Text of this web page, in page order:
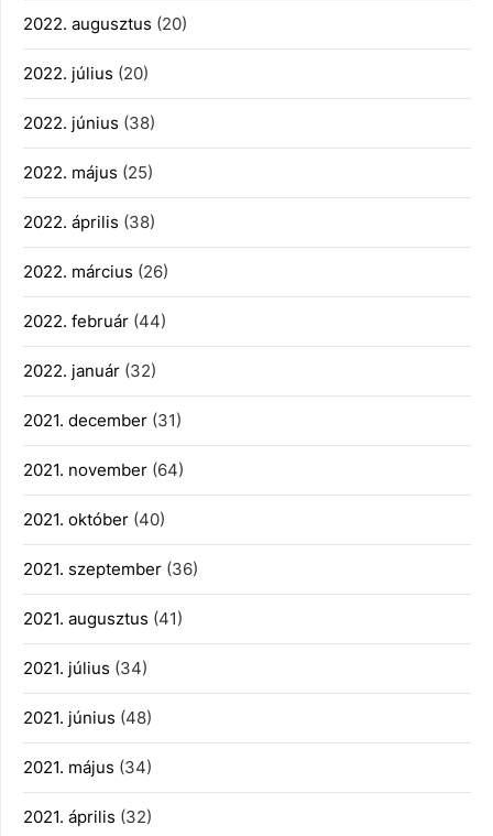
2022. augusztus (20)
2022. július (20)
2022. június (38)
2022. május (25)
2022. április (38)
2022. március (26)
2022. február (44)
2022. január (32)
2021. december (31)
2021. november (64)
2021. október (40)
2021. szeptember (36)
2021. augusztus (41)
2021. július (34)
2021. június (48)
2021. május (34)
2021. április (32)